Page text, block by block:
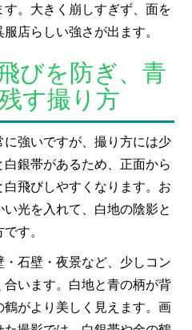
。大きく崩しすぎず、面を
店らしい強さが出ます。
びを防ぎ、青
す撮り方
強いですが、撮り方には少
銀帯があるため、正面から
飛びしやすくなります。お
光を入れて、白地の陰影と
す。
石壁・夜景など、少しコン
合います。白地と青の柄が背
がより美しく見えます。画